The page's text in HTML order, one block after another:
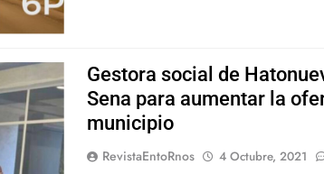
Gestora social de
Sena para aumentar la
municipio
RevistaEntoRnos 4 Octubre, 2021